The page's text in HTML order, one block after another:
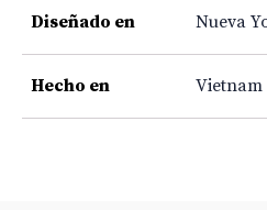
Diseñado en Nueva
Hecho en Vietnam